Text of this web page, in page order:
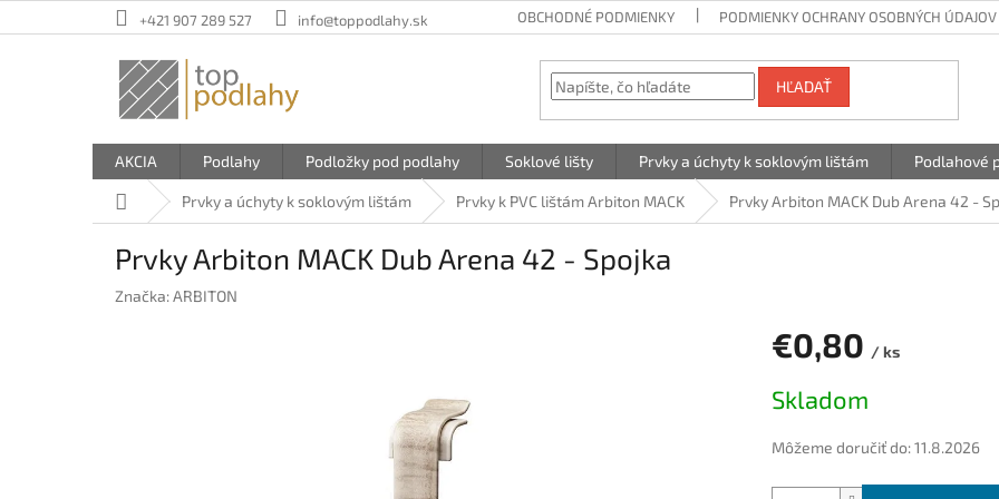
na
+421 907 289 527 info@toppodlahy.sk OBCHODNÉ PODMIENKY PODMIENKY OCHRANY OSOBNÝCH ÚDAJOV
HĽADAŤ
AKCIA Podlahy Podložky pod podlahy Soklové lišty Prvky a úchyty k soklovým lištám Podlahové
DomovPrvky a úchyty k soklovým lištám Prvky k PVC lištám Arbiton MACK Prvky Arbiton MACK Dub Arena 42 -
Prvky Arbiton MACK Dub Arena 42 - Spojka
Značka:ARBITON
€0,80 / ks
cena:
Skladom
Môžeme doručiť do:11.8.2026